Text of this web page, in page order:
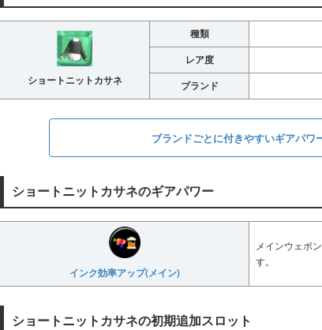
ショートニットカサネ
種類
レア度
ブランド
ブランドごとに付きやすいギアパワ
ショートニットカサネのギアパワー
インク効率アップ(メイン)
メインウェポ
す。
ショートニットカサネの初期追加スロット